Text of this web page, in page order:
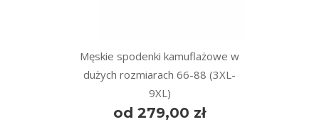
Męskie spodenki kamuflażowe w
dużych rozmiarach 66-88 (3XL-
9XL)
od 279,00 zł